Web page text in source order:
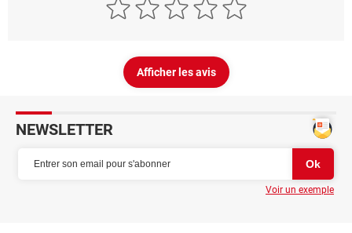
Afficher les avis
NEWSLETTER
Voir un exemple